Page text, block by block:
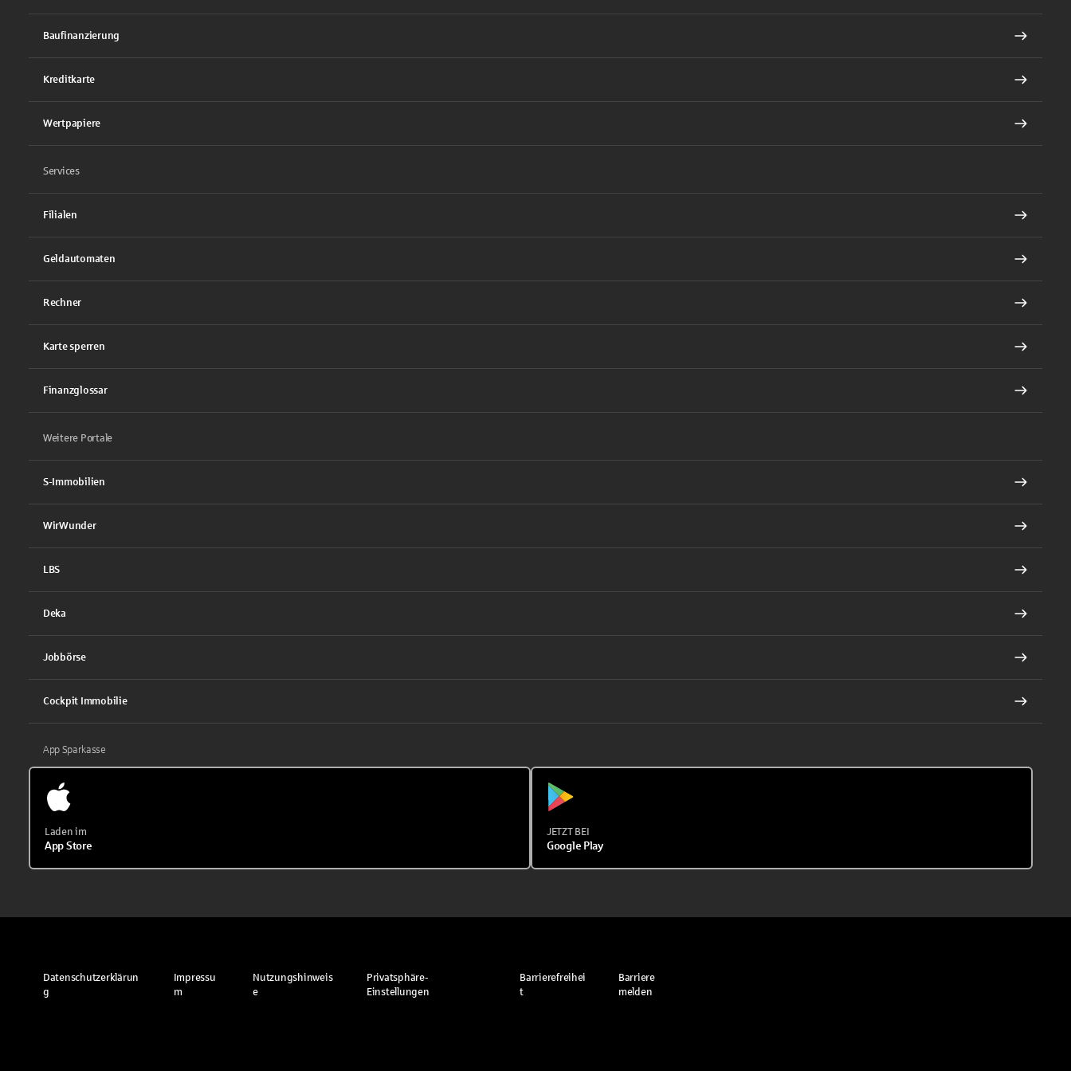
Baufinanzierung
Kreditkarte
Wertpapiere
Services
Filialen
Geldautomaten
Rechner
Karte sperren
Finanzglossar
Weitere Portale
S-Immobilien
WirWunder
LBS
Deka
Jobbörse
Cockpit Immobilie
App Sparkasse
Laden im
App Store
JETZT BEI
Google Play
Datenschutzerklärun
g
Impressu
m
Nutzungshinweis
e
Privatsphäre-
Einstellungen
Barrierefreihei
t
Barriere
melden